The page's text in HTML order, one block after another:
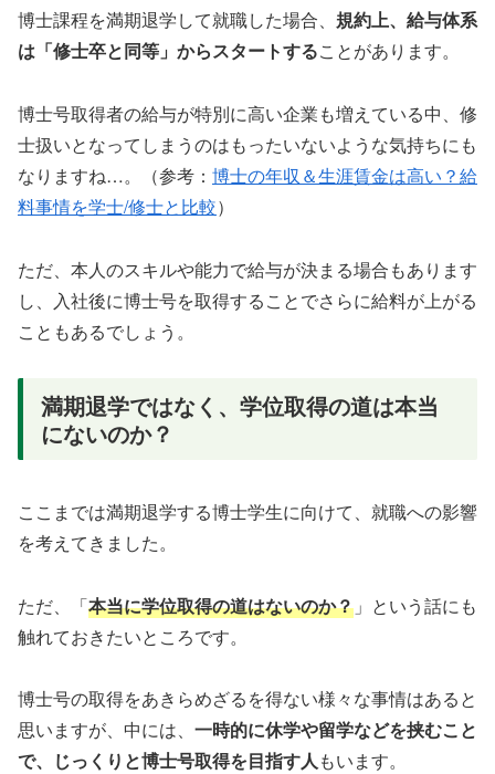
博士課程を満期退学して就職した場合、 規約上、給与体系
は「修士卒と同等」からスタートすることがあります。
博士号取得者の給与が特別に高い企業も増えている中、修
士扱いとなってしまうのはもったいないような気持ちにも
なりますね…。
（参考： 博士の年収＆生涯賃金は高い？給
料事情を学士/修士と比較）
ただ、本人のスキルや能力で給与が決まる場合もあります
し、入社後に博士号を取得することでさらに給料が上がる
こともあるでしょう。
満期退学ではなく、学位取得の道は本当
にないのか？
ここまでは満期退学する博士学生に向けて、就職への影響
を考えてきました。
ただ、「本当に学位取得の道はないのか？ 」という話にも
触れておきたいところです。
博士号の取得をあきらめざるを得ない様々な事情はあると
思いますが、中には、 一時的に休学や留学などを挟むこと
で、じっくりと博士号取得を目指す人もいます。